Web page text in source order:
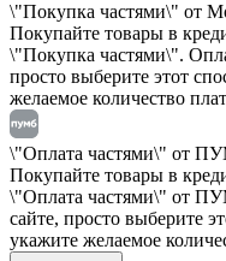
\"Покупка частями\" от
Покупайте товары в
\"Покупка частями\".
просто выберите этот
желаемое количество
\"Оплата частями\" от
Покупайте товары в
\"Оплата частями\" от
сайте, просто выберите
укажите желаемое